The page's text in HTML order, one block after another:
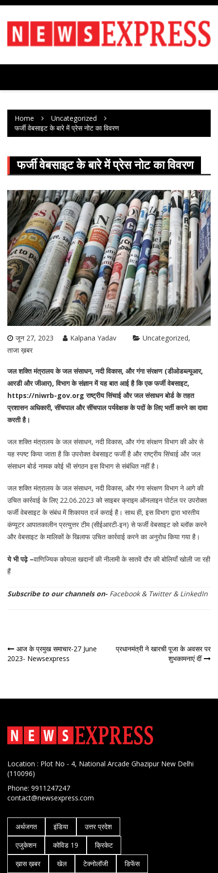
Skip
content
Home
Uncategorized
फर्जी वेबसाइट के बारे में प्रेस नोट का विवरण
फर्जी वेबसाइट के बारे में प्रेस नोट का विवरण
जून 27, 2023 Kalpana Yadav
Uncategorized
ताजा ख़बर
जल शक्ति मंत्रालय के जल संसाधन, नदी विकास, और गंगा संरक्षण (डीओडब्ल्यूआर,
आरडी और जीआर), विभाग के संज्ञान में यह बात आई है कि एक फर्जी वेबसाइट,
https://niwrb-gov.org राष्ट्रीय सिंचाई और जल संसाधन बोर्ड के तहत
प्रशासन अधिकारी, सींचपाल और सींचपाल पर्यवेक्षक के पदों के लिए भर्ती करने का दावा
करती है।
जल शक्ति मंत्रालय के जल संसाधन, नदी विकास, और गंगा संरक्षण विभाग की ओर से
यह स्पष्ट किया जाता है कि उपरोक्त वेबसाइट फर्जी है और राष्ट्रीय सिंचाई और जल
संसाधन बोर्ड नामक कोई भी संगठन इस विभाग से संबंधित नहीं है।
जल शक्ति मंत्रालय के जल संसाधन, नदी विकास, और गंगा संरक्षण विभाग ने आगे की
उचित कार्रवाई के लिए 22.06.2023 को साइबर क्राइम ऑनलाइन पोर्टल पर उपरोक्त
फर्जी वेबसाइट के संबंध में शिकायत दर्ज कराई है। साथ ही, इस विभाग द्वारा भारतीय
कंप्यूटर आपातकालीन प्रत्युत्तर टीम (सीईआरटी-इन) से फर्जी वेबसाइट को ब्लॉक करने
और वेबसाइट के मालिकों के खिलाफ उचित कार्रवाई करने का अनुरोध किया गया है।
ये भी पढ़े –वाणिज्यिक कोयला खदानों की नीलामी के सातवें दौर की बोलियाँ खोली जा रही
हैं
Subscribe to our channels on- Facebook& Twitter& LinkedIn
पोस्ट
आज के प्रमुख समाचार-27 June
2023- Newsexpress
प्रधानमंत्री ने खारची पूजा के अवसर पर
शुभकामनाएं दीं
Location : Plot No - 4, National Arcade Ghazipur New Delhi
(110096)
Phone: 9911247247
contact@newsexpress.com
अर्थजगत इंडिया
उत्तर प्रदेश
एजुकेशन
कोविड 19
क्रिकेट
ख़ास ख़बर
खेल टेक्नोलॉजी डिफेंस